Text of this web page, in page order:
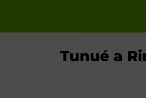
Tunué a